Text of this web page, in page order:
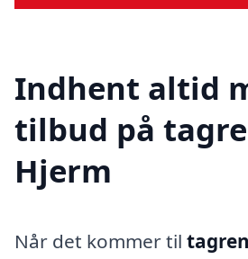
Indhent altid
tilbud på
Hjerm
Når det kommer til